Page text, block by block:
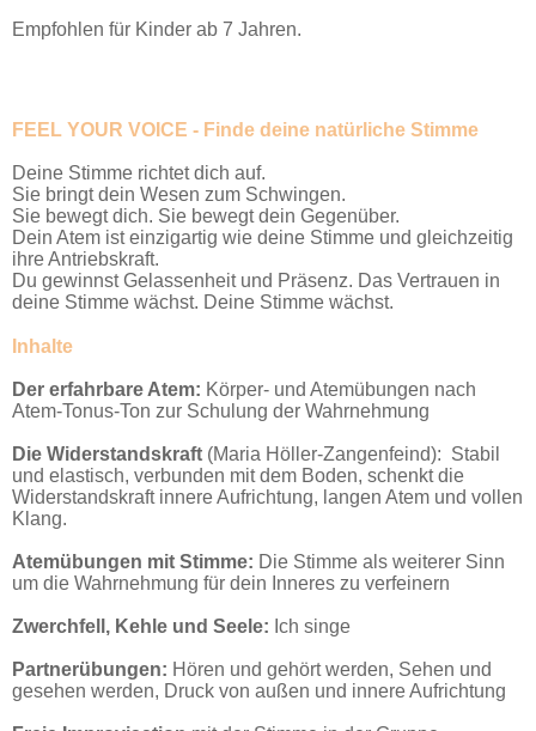
Empfohlen für Kinder ab 7 Jahren.
FEEL YOUR VOICE - Finde deine natürliche Stimme
Deine Stimme richtet dich auf.
Sie bringt dein Wesen zum Schwingen.
Sie bewegt dich. Sie bewegt dein Gegenüber.
Dein Atem ist einzigartig wie deine Stimme und gleichzeitig
ihre Antriebskraft.
Du gewinnst Gelassenheit und Präsenz. Das Vertrauen in
deine Stimme wächst. Deine Stimme wächst.
Inhalte
Der erfahrbare Atem: Körper- und Atemübungen nach
Atem-Tonus-Ton zur Schulung der Wahrnehmung
Die Widerstandskraft (Maria Höller-Zangenfeind): Stabil
und elastisch, verbunden mit dem Boden, schenkt die
Widerstandskraft innere Aufrichtung, langen Atem und vollen
Klang.
Atemübungen mit Stimme: Die Stimme als weiterer Sinn
um die Wahrnehmung für dein Inneres zu verfeinern
Zwerchfell, Kehle und Seele: Ich singe
Partnerübungen: Hören und gehört werden, Sehen und
gesehen werden, Druck von außen und innere Aufrichtung